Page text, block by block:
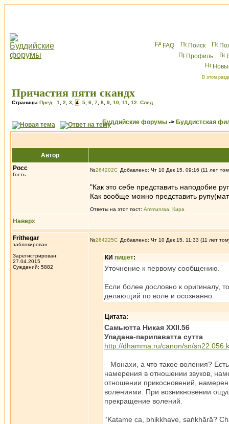
FAQ Поиск
Профиль
В этом
Причастия пяти скандх
Страницы Пред. 1 2 3 4 5 6 7 8 9 10 11 12 След.
Буддийские форумы -> Буддистская
Автор
Росс
Гость
№264202 Добавлено: Чт 10 Дек 15, 09:16 (11 лет
"Как это себе представить наподобие
Как вообще можно представить
Ответы на этот пост: Ammunraa Кира
Наверх
Frithegar
заблокирован
Зарегистрирован:
27.04.2015
Суждений: 5882
№264225 Добавлено: Чт 10 Дек 15, 11:33 (11 лет
КИ пишет:
Уточнение к первому сообщению.
Если более дословно к оригиналу,
делающий по воле и осознанно.
Цитата:
Самьютта Никая XXII.56
Упадана-парипаватта сутта
http://dhamma.ru/canon/sn/
– Монахи, а что такое воления?
намерения в отношении звуков,
отношении прикосновений,
волениями. При возникновении
прекращение волений.
‘‘Katame ca, bhikkhave, saṅkhārā?